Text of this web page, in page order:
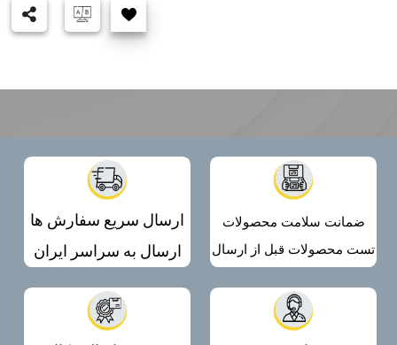
ضمانت سلامت محصولات
تست محصولات قبل از ارسال
ارسال سریع سفارش ها
ارسال به سراسر ایران